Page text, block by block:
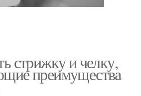
стрижку и челку,
преимущества